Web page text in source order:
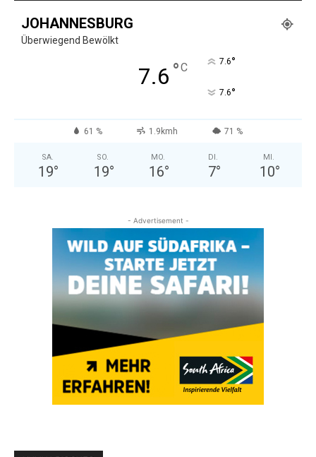
JOHANNESBURG
Überwiegend Bewölkt
7.6 °C 7.6°
7.6°
61 % 1.9kmh 71 %
SA.
19°
SO.
19°
MO.
16°
DI.
7°
MI.
10°
- Advertisement -